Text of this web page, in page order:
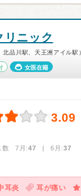
リニック
品川駅、天王洲アイル駅
女医在籍
3.09
数 7月:47 | 6月:37
耳炎 耳が痛い